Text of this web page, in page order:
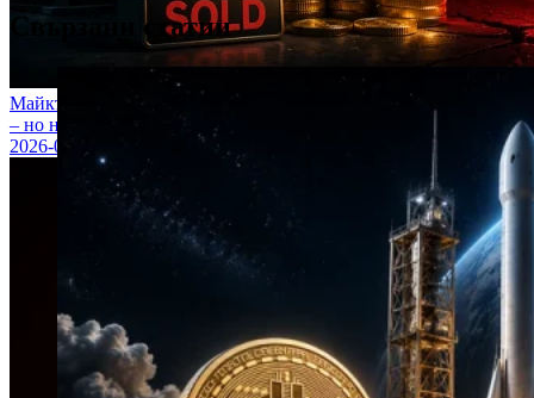
Майкъл Сейлър продаде Bitcoin за пръв път от четири години
– но никой не трябва да паникьосва
2026-06-02
Свързани статии